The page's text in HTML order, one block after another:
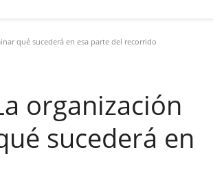
qué sucederá en esa parte del recorrido
organización
sucederá en